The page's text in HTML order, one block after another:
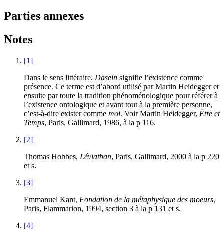
Parties annexes
Notes
[1]
Dans le sens littéraire, Dasein signifie l’existence comme
présence. Ce terme est d’abord utilisé par Martin Heidegger et
ensuite par toute la tradition phénoménologique pour référer à
l’existence ontologique et avant tout à la première personne,
c’est-à-dire exister comme moi. Voir Martin Heidegger, Être et
Temps, Paris, Gallimard, 1986, à la p 116.
[2]
Thomas Hobbes, Léviathan, Paris, Gallimard, 2000 à la p 220
et s.
[3]
Emmanuel Kant, Fondation de la métaphysique des moeurs,
Paris, Flammarion, 1994, section 3 à la p 131 et s.
[4]